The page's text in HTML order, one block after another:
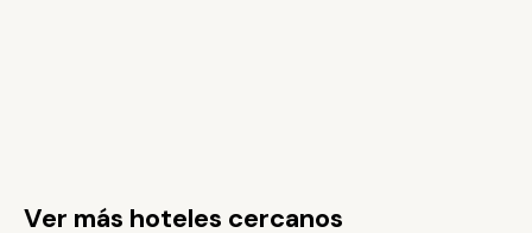
Ver más hoteles cercanos